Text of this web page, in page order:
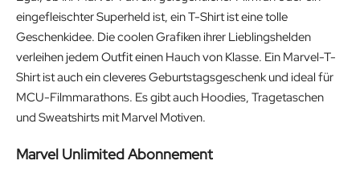
eingefleischter Superheld ist, ein T-Shirt ist eine tolle
Geschenkidee. Die coolen Grafiken ihrer Lieblingshelden
verleihen jedem Outfit einen Hauch von Klasse. Ein Marvel-T-
Shirt ist auch ein cleveres Geburtstagsgeschenk und ideal für
MCU-Filmmarathons. Es gibt auch Hoodies, Tragetaschen
und Sweatshirts mit Marvel Motiven.
Marvel Unlimited Abonnement